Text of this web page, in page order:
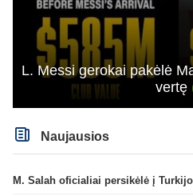
L. Messi gerokai pakėlė
vertę
Naujausios
M. Salah oficialiai persikėlė į